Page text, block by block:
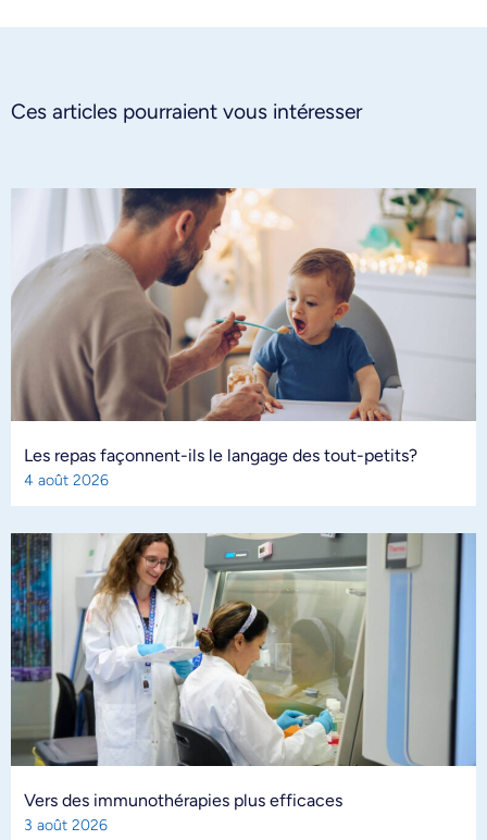
Ces articles pourraient vous intéresser
Les repas façonnent-ils le langage des tout-petits?
4 août 2026
Vers des immunothérapies plus efficaces
3 août 2026